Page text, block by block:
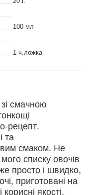
100 мл
1 ч.ложка
смачною
рецепт.
та
смаком. Не
списку овочів
просто і швидко,
приготовані на
корисні якості.